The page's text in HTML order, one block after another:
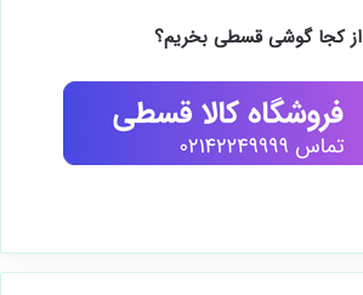
از کجا گوشی قسطی بخریم؟